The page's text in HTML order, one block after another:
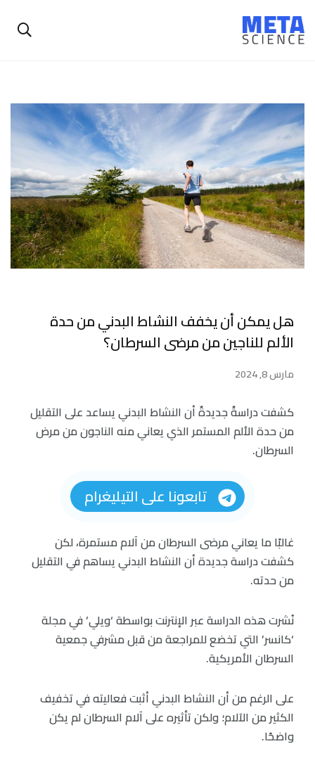
هل يمكن أن يخفف النشاط البدني من حدة
الألم للناجين من مرضى السرطان؟
مارس 8, 2024
كشفت دراسةٌ جديدةٌ أن النشاط البدني يساعد على التقليل
من حدة الألم المستمر الذي يعاني منه الناجون من مرض
السرطان.
تابعونا على التيليغرام
غالبًا ما يعاني مرضى السرطان من آلام مستمرة، لكن
كشفت دراسة جديدة أن النشاط البدني يساهم في التقليل
من حدته.
نُشرت هذه الدراسة عبر الإنترنت بواسطة ‘ويلي’ في مجلة
‘كانسر’ التي تخضع للمراجعة من قبل مشرفي جمعية
السرطان الأمريكية.
على الرغم من أن النشاط البدني أثبت فعاليته في تخفيف
الكثير من الآلام؛ ولكن تأثيره على آلام السرطان لم يكن
واضحًا.